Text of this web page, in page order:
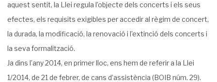
aquest sentit, la Llei regula l’objecte dels concerts i els seus
efectes, els requisits exigibles per accedir al règim de concert,
la durada, la modificació, la renovació i l’extinció dels concerts i
la seva formalització.
Ja dins l’any 2014, en primer lloc, ens hem de referir a la Llei
1/2014, de 21 de febrer, de cans d’assistència (BOIB núm. 29).